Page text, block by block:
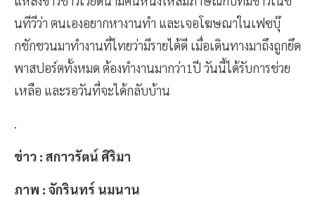
นทีวีว่า ตนเองอยากหางานทำ และเจอโฆษณาในเฟซบุ๊
กชักชวนมาทำงานที่ไทยว่ามีรายได้ดี เมื่อเดินทางมาถึงถูกยึด
พาสปอร์ตทั้งหมด ต้องทำงานมากว่า1ปี วันนี้ได้รับการช่วย
เหลือ และรอวันที่จะได้กลับบ้าน
.
ข่าว : สกาวรัตน์ ศิริมา
ภาพ : จักรินทร์ นมนาน